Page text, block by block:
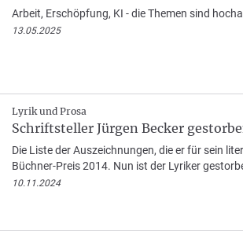
Arbeit, Erschöpfung, KI - die Themen sind
13.05.2025
Lyrik und Prosa
Schriftsteller Jürgen Becker
Die Liste der Auszeichnungen, die er für sein
Büchner-Preis 2014. Nun ist der Lyriker
10.11.2024